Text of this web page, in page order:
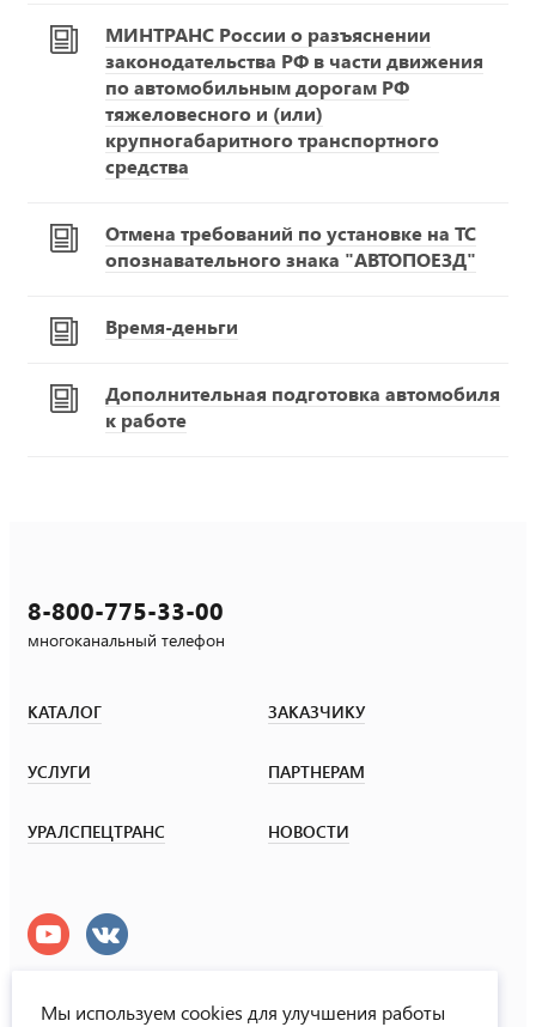
МИНТРАНС России о разъяснении
законодательства РФ в части движения
по автомобильным дорогам РФ
тяжеловесного и (или)
крупногабаритного транспортного
средства
Отмена требований по установке на ТС
опознавательного знака "АВТОПОЕЗД"
Время-деньги
Дополнительная подготовка автомобиля
к работе
8-800-775-33-00
многоканальный телефон
КАТАЛОГ ЗАКАЗЧИКУ
УСЛУГИ ПАРТНЕРАМ
УРАЛСПЕЦТРАНС НОВОСТИ
Мы используем cookies для улучшения работы